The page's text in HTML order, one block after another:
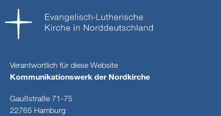
Verantwortlich für diese Website
Kommunikationswerk der Nordkirche
Gaußstraße 71-75
22765 Hamburg